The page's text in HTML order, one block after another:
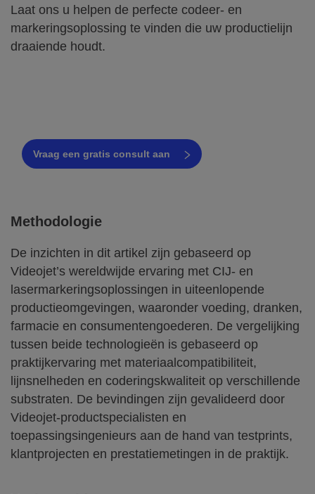
Laat ons u helpen de perfecte codeer- en
markeringsoplossing te vinden die uw productielijn
draaiende houdt.
Vraag een gratis consult aan
Methodologie
De inzichten in dit artikel zijn gebaseerd op
Videojet’s wereldwijde ervaring met CIJ- en
lasermarkeringsoplossingen in uiteenlopende
productieomgevingen, waaronder voeding, dranken,
farmacie en consumentengoederen. De vergelijking
tussen beide technologieën is gebaseerd op
praktijkervaring met materiaalcompatibiliteit,
lijnsnelheden en coderingskwaliteit op verschillende
substraten. De bevindingen zijn gevalideerd door
Videojet-productspecialisten en
toepassingsingenieurs aan de hand van testprints,
klantprojecten en prestatiemetingen in de praktijk.